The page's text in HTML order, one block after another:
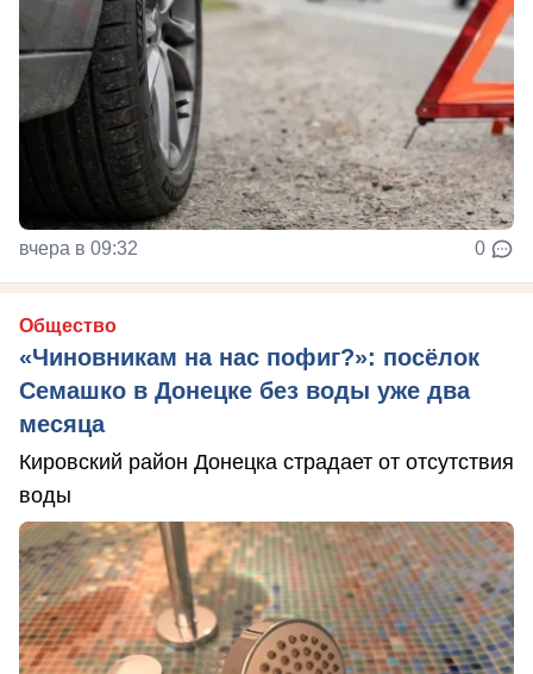
вчера в 09:32 0
Общество
«Чиновникам на нас пофиг?»: посёлок
Семашко в Донецке без воды уже два
месяца
Кировский район Донецка страдает от отсутствия
воды